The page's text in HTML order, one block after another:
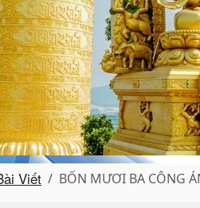
Viết BỐN MƯƠI BA CÔNG